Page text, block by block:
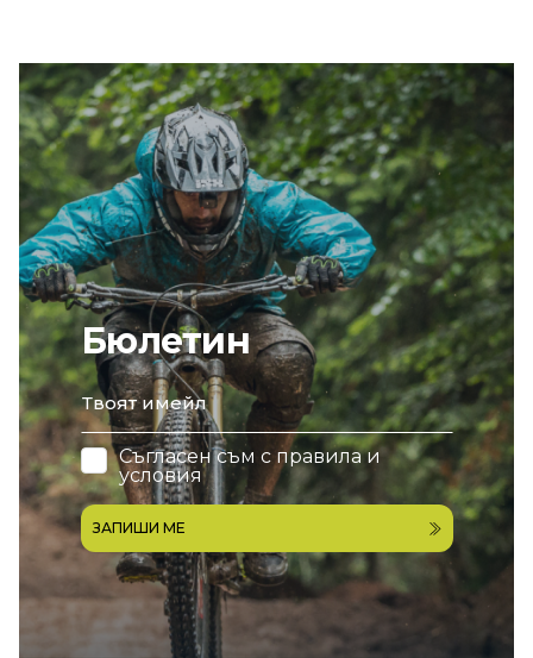
Бюлетин
email
Съгласен съм с правила и
условия
ЗАПИШИ МЕ